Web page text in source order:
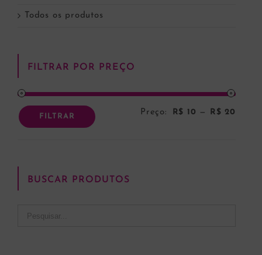
Todos os produtos
FILTRAR POR PREÇO
FILTRAR Preço: R$ 10 — R$ 20
BUSCAR PRODUTOS